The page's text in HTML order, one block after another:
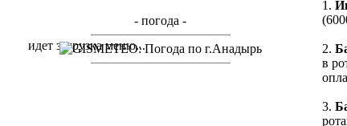
идет загрузка меню...
- погода -
1.
2.
в
3.